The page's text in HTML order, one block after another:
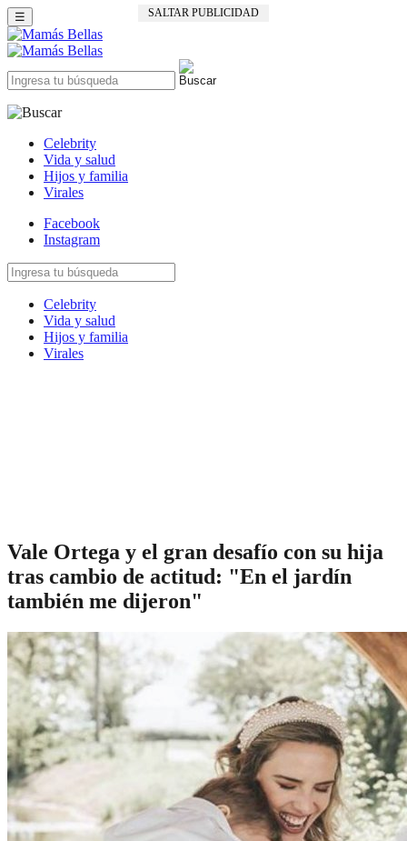
SALTAR PUBLICIDAD
☰
Celebrity
Vida y salud
Hijos y familia
Virales
Facebook
Instagram
Celebrity
Vida y salud
Hijos y familia
Virales
Vale Ortega y el gran desafío con su hija
tras cambio de actitud: "En el jardín
también me dijeron"